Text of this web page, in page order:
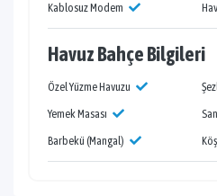
Kablosuz Modem
Havuz Bahçe Bilgileri
Özel Yüzme Havuzu
Yemek Masası
Barbekü (Mangal)